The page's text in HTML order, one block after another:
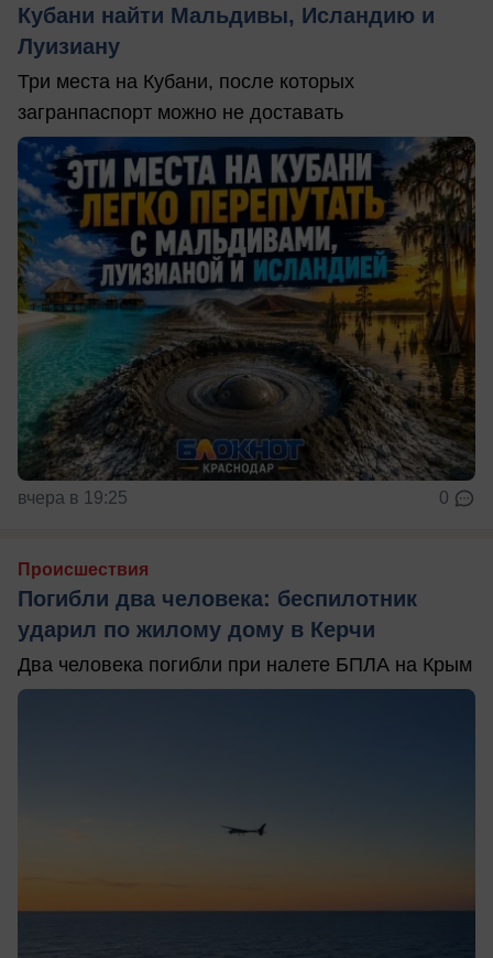
Кубани найти Мальдивы, Исландию и
Луизиану
Три места на Кубани, после которых
загранпаспорт можно не доставать
вчера в 19:25 0
Происшествия
Погибли два человека: беспилотник
ударил по жилому дому в Керчи
Два человека погибли при налете БПЛА на Крым